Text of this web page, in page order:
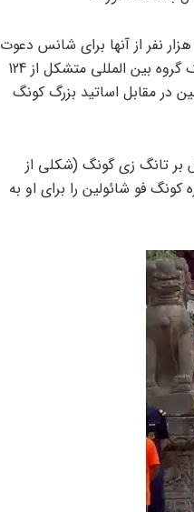
نفر از آنها برای شانس دعوت
شدن برای شرکت در فینال بازی‌های جهانی شائولین با هم رقابت می‌کنند. امسال، یک گروه بین المللی متشکل از 124
در مقابل اساتید بزرگ کونگ
اش بر تانگ زی گونگ (شکلی از
فو شائولین را برای او به